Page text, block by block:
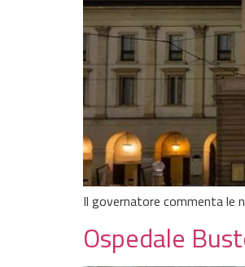
Il governatore commenta le
Ospedale